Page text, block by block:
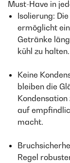
Must-Have in
Isolierung:
ermöglicht
Getränke
kühl zu halten.
Keine
bleiben die
auf
macht.
Regel